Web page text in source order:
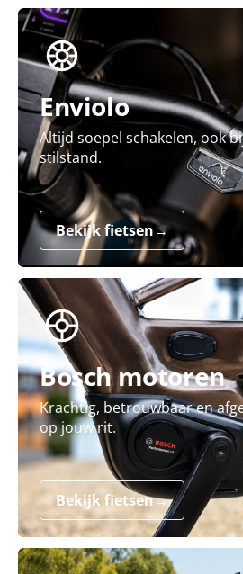
Enviolo
Altijd soepel schakelen, ook
stilstand.
Bekijk fietsen→
Bosch motoren
Krachtig, betrouwbaar en
op jouw rit.
Bekijk fietsen→